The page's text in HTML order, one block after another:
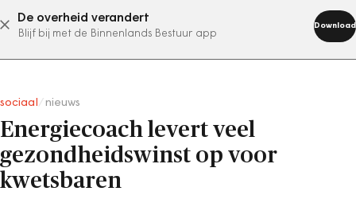
De overheid verandert
Blijf bij met de Binnenlands Bestuur app
Download
abonneer nu
sociaal nieuws
Energiecoach levert veel
gezondheidswinst op voor
kwetsbaren